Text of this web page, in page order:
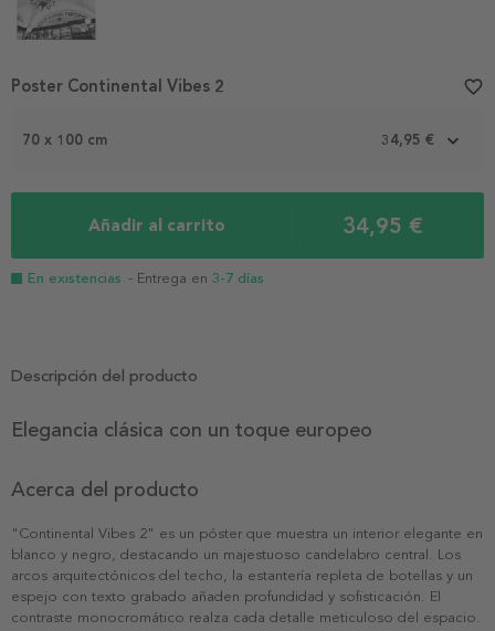
Item
4
70 x 100 cm 34,95 €
Añadir al carrito 34,95 €
En existencias - Entrega en 3-7 días
Poster Continental Vibes 2 favorite_border
Descripción del producto
Elegancia clásica con un toque europeo
Acerca del producto
"Continental Vibes 2" es un póster que muestra un interior elegante en
blanco y negro, destacando un majestuoso candelabro central. Los
arcos arquitectónicos del techo, la estantería repleta de botellas y un
espejo con texto grabado añaden profundidad y sofisticación. El
contraste monocromático realza cada detalle meticuloso del espacio.